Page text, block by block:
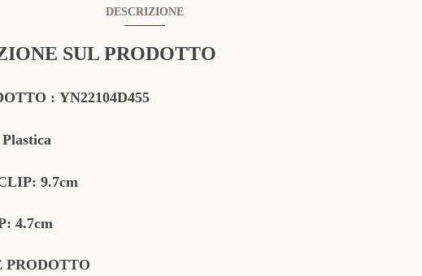
DESCRIZIONE
SUL PRODOTTO
: YN22104D455
9.7cm
4.7cm
PRODOTTO